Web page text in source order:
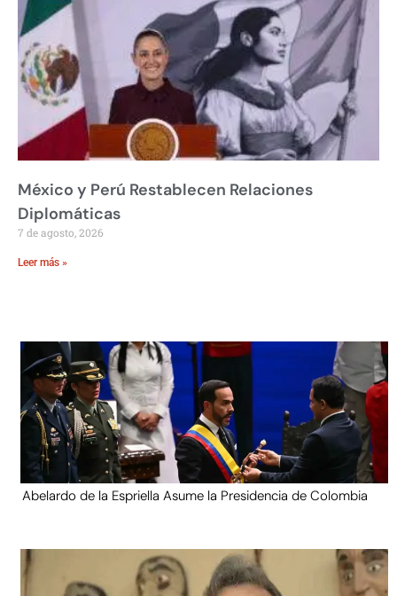
México y Perú Restablecen Relaciones
Diplomáticas
7 de agosto, 2026
Leer más »
Abelardo de la Espriella Asume la Presidencia de Colombia